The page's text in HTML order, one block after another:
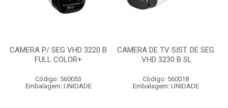
CAMERA P/ SEG VHD 3220 B
FULL COLOR+
Código: 560053
Embalagem: UNIDADE
CAMERA DE TV SIST. DE SEG
.VHD 3230 B SL
Código: 560018
Embalagem: UNIDADE